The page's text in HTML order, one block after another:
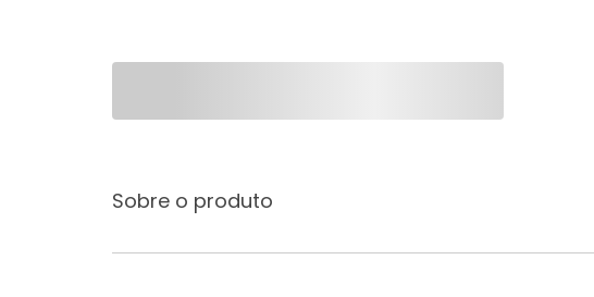
Sobre o produto